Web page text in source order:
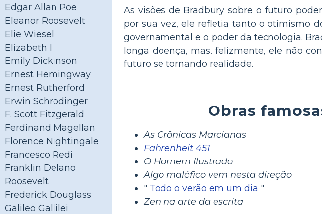
Edgar Allan Poe
Eleanor Roosevelt
Elie Wiesel
Elizabeth I
Emily Dickinson
Ernest Hemingway
Ernest Rutherford
Erwin Schrodinger
F. Scott Fitzgerald
Ferdinand Magellan
Florence Nightingale
Francesco Redi
Franklin Delano
Roosevelt
Frederick Douglass
Galileo Gallilei
As visões de Bradbury sobre o futuro
por sua vez, ele refletia tanto o otimismo
governamental e o poder da tecnologia.
longa doença, mas, felizmente, ele não
futuro se tornando realidade.
Obras
As Crônicas Marcianas
Fahrenheit 451
O Homem Ilustrado
Algo maléfico vem nesta direção
" Todo o verão em um dia "
Zen na arte da escrita